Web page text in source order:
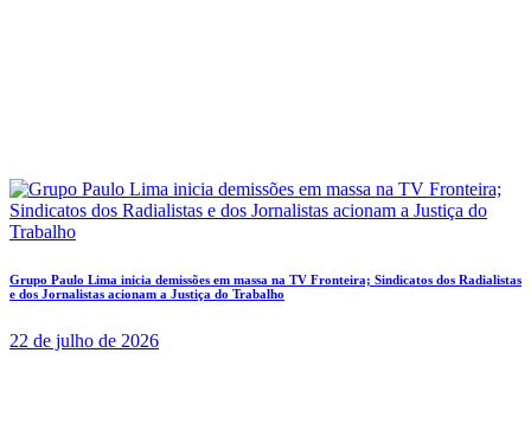
Grupo Paulo Lima inicia demissões em massa na TV Fronteira; Sindicatos dos Radialistas
e dos Jornalistas acionam a Justiça do Trabalho
22 de julho de 2026